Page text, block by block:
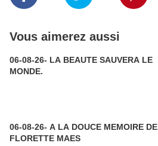
Vous aimerez aussi
06-08-26- LA BEAUTE SAUVERA LE
MONDE.
06-08-26- A LA DOUCE MEMOIRE DE
FLORETTE MAES